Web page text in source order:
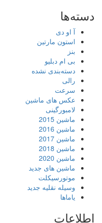
دسته‌ها
آ او دی
استون مارتین
بنز
بی ام دبلیو
دسته‌بندی نشده
رالی
سرعت
عکس های ماشین
لامبورگینی
ماشین 2015
ماشین 2016
ماشین 2017
ماشین 2018
ماشین 2020
ماشین های جدید
موتورسیکلت
وسیله نقلیه جدید
یاماها
اطلاعات